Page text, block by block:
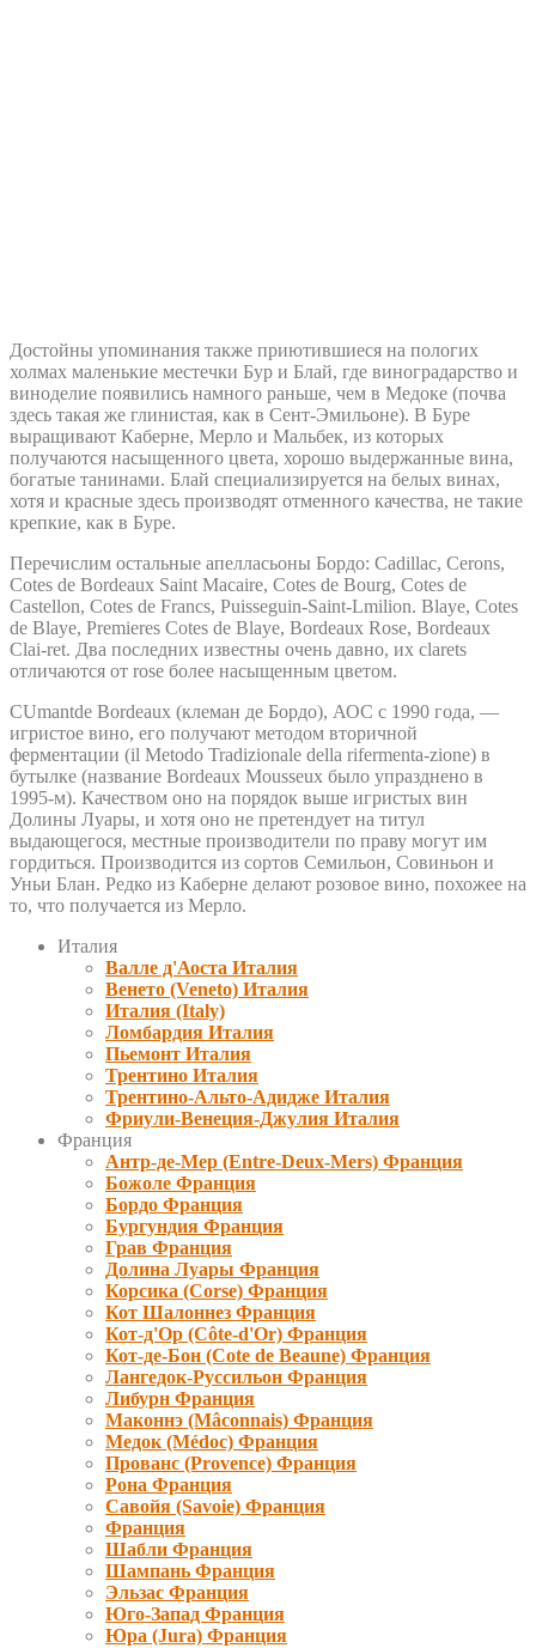
Достойны упоминания также приютившиеся на пологих
холмах маленькие местечки Бур и Блай, где виноградарство и
виноделие появились намного раньше, чем в Медоке (почва
здесь такая же глинистая, как в Сент-Эмильоне). В Буре
выращивают Каберне, Мерло и Мальбек, из которых
получаются насыщенного цвета, хорошо выдержанные вина,
богатые танинами. Блай специализируется на белых винах,
хотя и красные здесь производят отменного качества, не такие
крепкие, как в Буре.
Перечислим остальные апелласьоны Бордо: Cadillac, Cerons,
Cotes de Bordeaux Saint Macaire, Cotes de Bourg, Cotes de
Castellon, Cotes de Francs, Puisseguin-Saint-Lmilion. Blaye, Cotes
de Blaye, Premieres Cotes de Blaye, Bordeaux Rose, Bordeaux
Clai-ret. Два последних известны очень давно, их clarets
отличаются от rose более насыщенным цветом.
CUmantde Bordeaux (клеман де Бордо), АОС с 1990 года, —
игристое вино, его получают методом вторичной
ферментации (il Metodo Tradizionale della rifermenta-zione) в
бутылке (название Bordeaux Mousseux было упразднено в
1995-м). Качеством оно на порядок выше игристых вин
Долины Луары, и хотя оно не претендует на титул
выдающегося, местные производители по праву могут им
гордиться. Производится из сортов Семильон, Совиньон и
Уньи Блан. Редко из Каберне делают розовое вино, похожее на
то, что получается из Мерло.
Италия
Валле д'Аоста Италия
Венето (Veneto) Италия
Италия (Italy)
Ломбардия Италия
Пьемонт Италия
Трентино Италия
Трентино-Альто-Адидже Италия
Фриули-Венеция-Джулия Италия
Франция
Антр-де-Мер (Entre-Deux-Mers) Франция
Божоле Франция
Бордо Франция
Бургундия Франция
Грав Франция
Долина Луары Франция
Корсика (Corse) Франция
Кот Шалоннез Франция
Кот-д'Ор (Côte-d'Or) Франция
Кот-де-Бон (Cote de Beaune) Франция
Лангедок-Руссильон Франция
Либурн Франция
Маконнэ (Mâconnais) Франция
Медок (Médoc) Франция
Прованс (Provence) Франция
Рона Франция
Савойя (Savoie) Франция
Франция
Шабли Франция
Шампань Франция
Эльзас Франция
Юго-Запад Франция
Юра (Jura) Франция